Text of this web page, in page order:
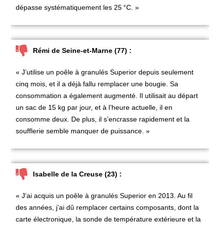
dépasse systématiquement les 25 °C. »
Rémi de Seine-et-Marne (77) :
« J’utilise un poêle à granulés Superior depuis seulement
cinq mois, et il a déjà fallu remplacer une bougie. Sa
consommation a également augmenté. Il utilisait au départ
un sac de 15 kg par jour, et à l’heure actuelle, il en
consomme deux. De plus, il s’encrasse rapidement et la
soufflerie semble manquer de puissance. »
Isabelle de la Creuse (23) :
« J’ai acquis un poêle à granulés Superioren 2013. Au fil
des années, j’ai dû remplacer certains composants, dont la
carte électronique, la sonde de température extérieure et la